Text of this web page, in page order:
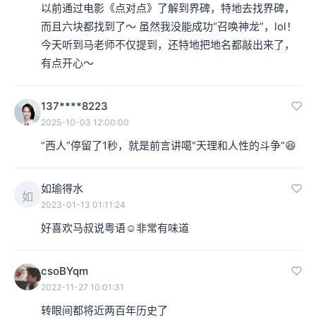
以前通过电影《点对点》了解到界碑，特地去找界碑，
而且六块都找到了～ 虽然我没能成功“召唤神龙”，lol！
今天听到马老师不仅提到，还特地把地名都敲出来了，
有点开心～
137****8223
2025-10-03 12:00:00
“西人”停留了1秒，就是前言讲噶“天理和人性的斗争”😆
如
如瑜得水
2023-01-13 01:11:24
好喜欢马叔说粤语☺️非常有味道
csoBYqm
2022-11-27 10:01:31
转眼间都将近两百年历史了